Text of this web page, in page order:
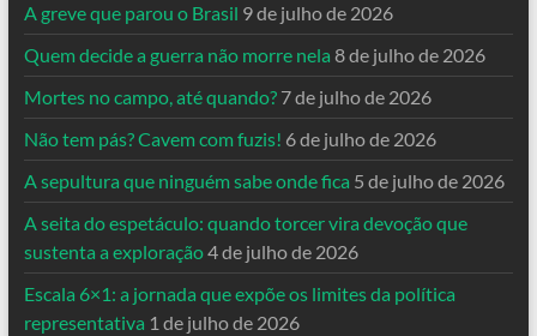
A greve que parou o Brasil 9 de julho de 2026
Quem decide a guerra não morre nela 8 de julho de 2026
Mortes no campo, até quando? 7 de julho de 2026
Não tem pás? Cavem com fuzis! 6 de julho de 2026
A sepultura que ninguém sabe onde fica 5 de julho de 2026
A seita do espetáculo: quando torcer vira devoção que
sustenta a exploração4 de julho de 2026
Escala 6×1: a jornada que expõe os limites da política
representativa 1 de julho de 2026